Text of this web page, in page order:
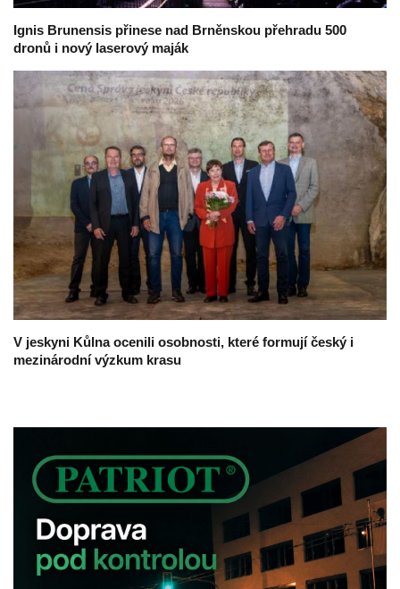
Ignis Brunensis přinese nad Brněnskou přehradu 500
dronů i nový laserový maják
V jeskyni Kůlna ocenili osobnosti, které formují český i
mezinárodní výzkum krasu